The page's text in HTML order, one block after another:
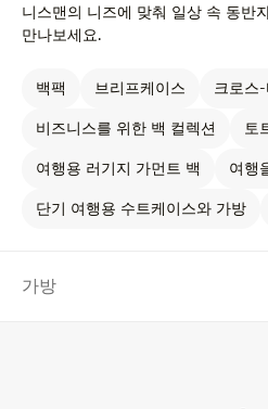
니스맨의 니즈에 맞춰 일상 속 동반
만나보세요.
백팩 브리프케이스 크로스
비즈니스를 위한 백 컬렉션 토
여행용 러기지 가먼트 백 여행
단기 여행용 수트케이스와 가방
가방